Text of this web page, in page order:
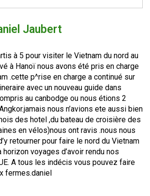
Jaubert
à 5 pour visiter le Vietnam du nord au
à Hanoï nous avons été pris en charge
.cette p^rise en charge a continué sur
avec un nouveau guide dans
au canbodge ou nous étions 2
nous n’avions ete aussi bien
des hotel ,du bateau de croisière des
en vélos)nous ont ravis .nous nous
retourner pour faire le nord du Vietnam
horizon voyages d’avoir rendu nos
A tous les indécis vous pouvez faire
fermes.daniel